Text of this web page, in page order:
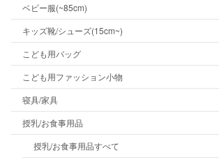
ベビー服(~85cm)
キッズ靴/シューズ(15cm~)
こども用バッグ
こども用ファッション小物
寝具/家具
授乳/お食事用品
授乳/お食事用品すべて